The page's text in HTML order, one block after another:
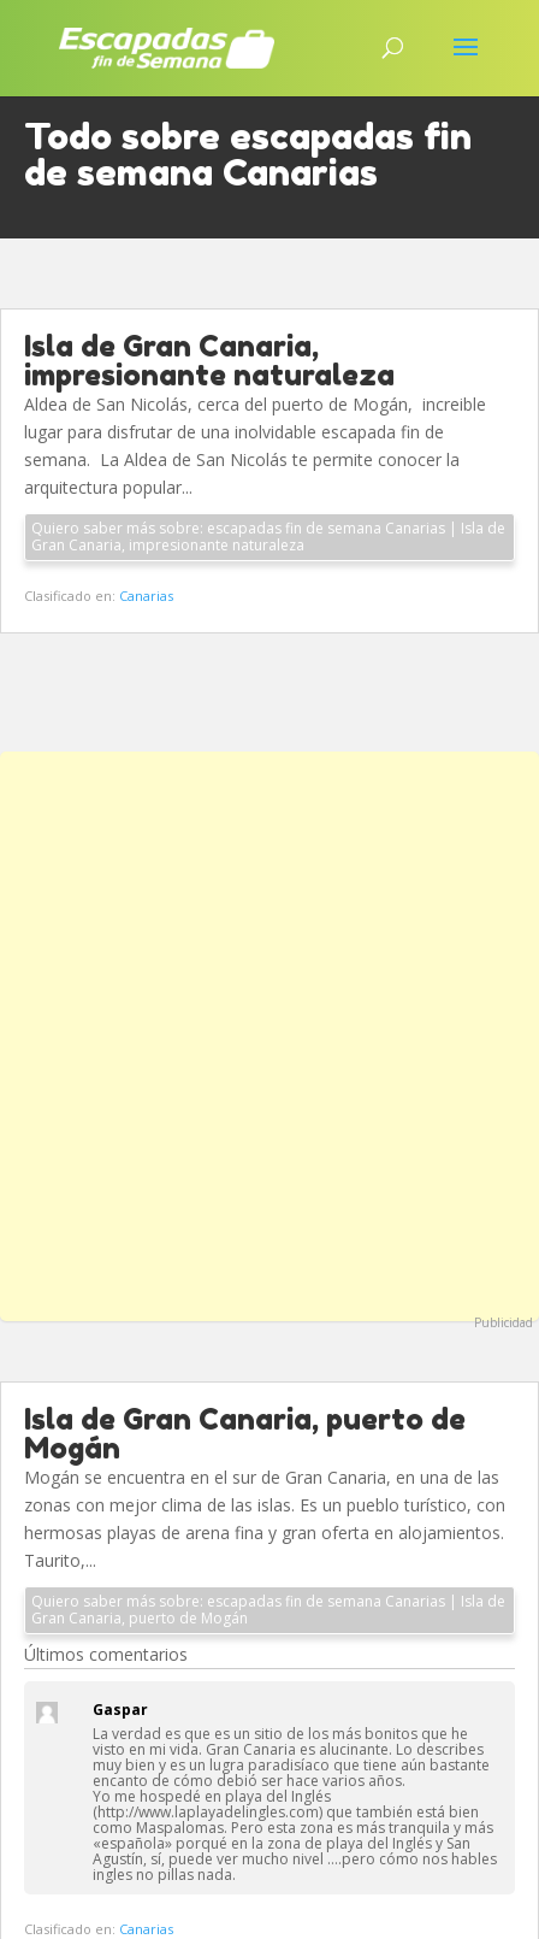
Todo sobre escapadas fin
de semana Canarias
Isla de Gran Canaria,
impresionante naturaleza
Aldea de San Nicolás, cerca del puerto de Mogán, increible
lugar para disfrutar de una inolvidable escapada fin de
semana. La Aldea de San Nicolás te permite conocer la
arquitectura popular...
Quiero saber más sobre: escapadas fin de semana Canarias | Isla de
Gran Canaria, impresionante naturaleza
Clasificado en: Canarias
Publicidad
Isla de Gran Canaria, puerto de
Mogán
Mogán se encuentra en el sur de Gran Canaria, en una de las
zonas con mejor clima de las islas. Es un pueblo turístico, con
hermosas playas de arena fina y gran oferta en alojamientos.
Taurito,...
Quiero saber más sobre: escapadas fin de semana Canarias | Isla de
Gran Canaria, puerto de Mogán
Últimos comentarios
Gaspar
La verdad es que es un sitio de los más bonitos que he
visto en mi vida. Gran Canaria es alucinante. Lo describes
muy bien y es un lugra paradisíaco que tiene aún bastante
encanto de cómo debió ser hace varios años.
Yo me hospedé en playa del Inglés
(http://www.laplayadelingles.com) que también está bien
como Maspalomas. Pero esta zona es más tranquila y más
«española» porqué en la zona de playa del Inglés y San
Agustín, sí, puede ver mucho nivel ….pero cómo nos hables
ingles no pillas nada.
Clasificado en: Canarias